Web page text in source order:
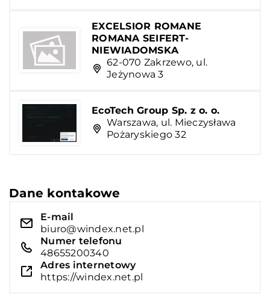
EXCELSIOR ROMANE
ROMANA SEIFERT-
NIEWIADOMSKA
62-070 Zakrzewo, ul.
Jeżynowa 3
EcoTech Group Sp. z o. o.
Warszawa, ul. Mieczysława
Pożaryskiego 32
Dane kontakowe
E-mail
biuro@windex.net.pl
Numer telefonu
48655200340
Adres internetowy
https://windex.net.pl